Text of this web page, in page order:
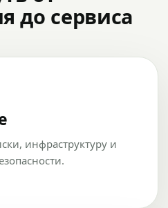
до сервиса
инфраструктуру и